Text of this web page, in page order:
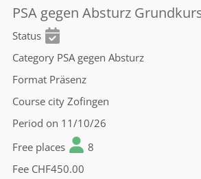
PSA gegen Absturz
Status
Category PSA gegen Absturz
Format Präsenz
Course city Zofingen
Period on 11/10/26
Free places
8
Fee CHF450.00